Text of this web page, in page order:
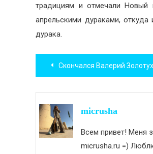
традициям и отмечали Новый
апрельскими дураками,
дурака.
Навигация
по
записям
Скончался Валерий Золотухин
micrusha
Всем привет! Меня
micrusha.ru =)